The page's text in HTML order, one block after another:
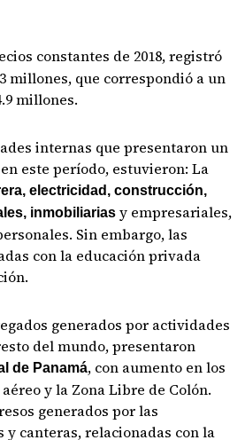
constantes de 2018, registró
millones, que correspondió a un
millones.
internas que presentaron un
este período, estuvieron: La
electricidad, construcción,
inmobiliarias y empresariales,
Sin embargo, las
con la educación privada
generados por actividades
del mundo, presentaron
de Panamá, con aumento en los
y la Zona Libre de Colón.
generados por las
y canteras, relacionadas con la